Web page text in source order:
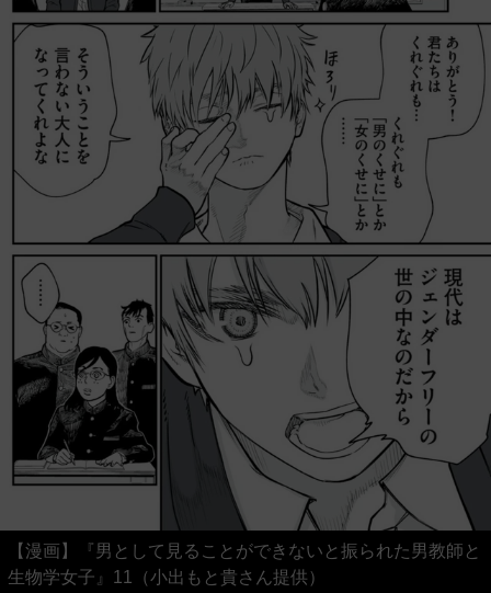
【漫画】『男として見ることができないと振られた男教師と
生物学女子』11（小出もと貴さん提供）